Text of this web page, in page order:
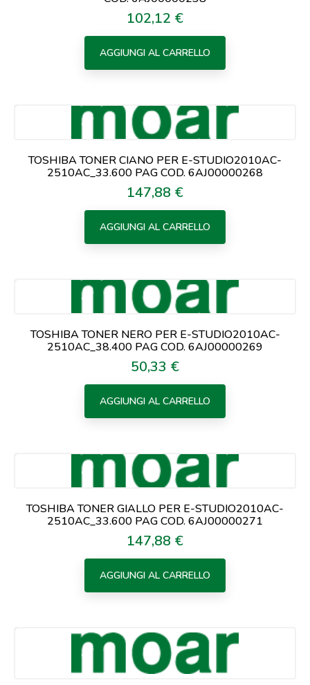
Prezzo
102,12 €
AGGIUNGI AL CARRELLO
TOSHIBA TONER CIANO PER E-STUDIO2010AC-
2510AC_33.600 PAG COD. 6AJ00000268
Prezzo
147,88 €
AGGIUNGI AL CARRELLO
TOSHIBA TONER NERO PER E-STUDIO2010AC-
2510AC_38.400 PAG COD. 6AJ00000269
Prezzo
50,33 €
AGGIUNGI AL CARRELLO
TOSHIBA TONER GIALLO PER E-STUDIO2010AC-
2510AC_33.600 PAG COD. 6AJ00000271
Prezzo
147,88 €
AGGIUNGI AL CARRELLO